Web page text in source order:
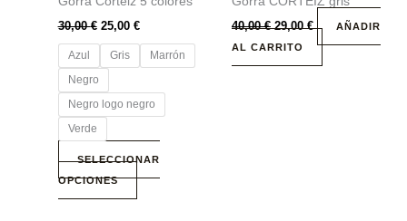
30,00€ 25,00 €
Azul Gris
Marrón
Negro
Negro logo negro
Verde
SELECCIONAR
OPCIONES
elegir
en
la
página
producto
40,00€ 29,00€
AÑADIR
AL CARRITO